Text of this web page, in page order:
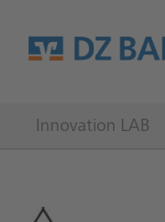
Innovation LAB